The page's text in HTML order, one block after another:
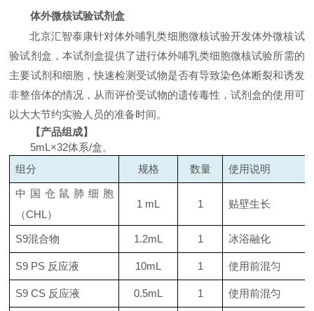
体外微核试验试剂盒
北京汇智泰康针对体外哺乳类细胞微核试验开发体外微核试
验试剂盒，本试剂盒提供了进行体外哺乳类细胞微核试验所需的
主要试剂和细胞，快速检测受试物是否有导致染色体断裂和诱发
非整倍体的情况，从而评价受试物的遗传毒性，试剂盒的使用可
以大大节约实验人员的准备时间。
【产品组成】
5mL×32体系/盒。
组分
规格 数量 使用说明
中国仓鼠肺细胞
（CHL）
1 mL 1 贴壁生长
S9混合物 1.2mL 1 冰浴融化
S9 PS 反应液 10mL 1 使用前混匀
S9 CS 反应液 0.5mL 1 使用前混匀